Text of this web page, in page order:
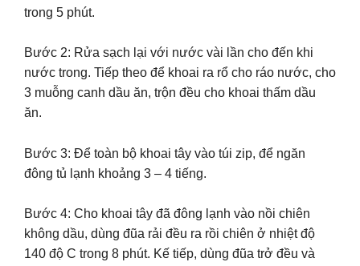
trong 5 phút.
Bước 2: Rửa sạch lại với nước vài lần cho đến khi
nước trong. Tiếp theo để khoai ra rổ cho ráo nước, cho
3 muỗng canh dầu ăn, trộn đều cho khoai thấm dầu
ăn.
Bước 3: Để toàn bộ khoai tây vào túi zip, để ngăn
đông tủ lạnh khoảng 3 – 4 tiếng.
Bước 4: Cho khoai tây đã đông lạnh vào nồi chiên
không dầu, dùng đũa rải đều ra rồi chiên ở nhiệt độ
140 độ C trong 8 phút. Kế tiếp, dùng đũa trở đều và